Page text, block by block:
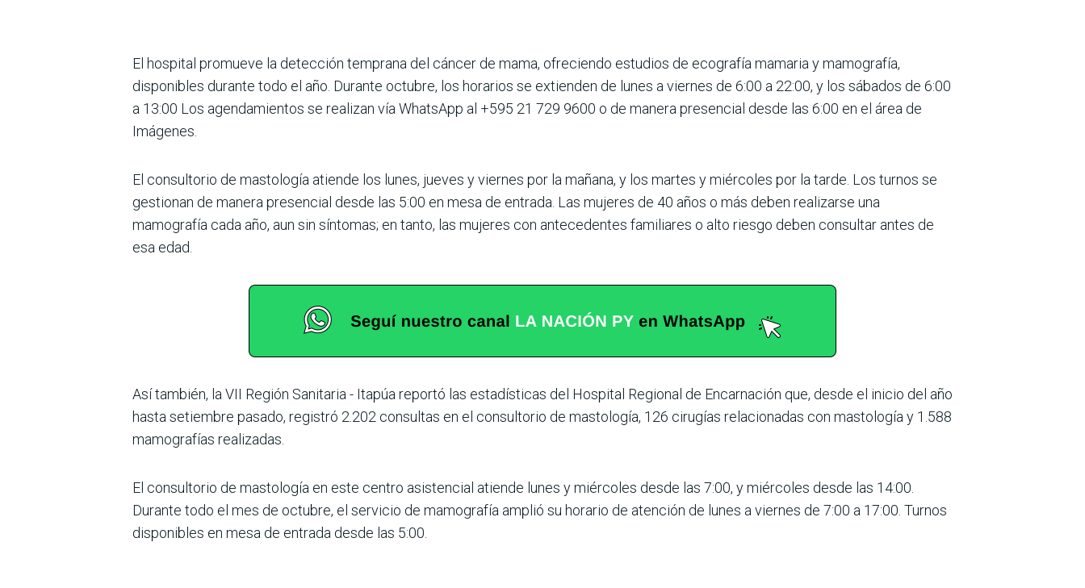
El hospital promueve la detección temprana del cáncer de mama, ofreciendo estudios de ecografía mamaria y mamografía,
disponibles durante todo el año. Durante octubre, los horarios se extienden de lunes a viernes de 6:00 a 22:00, y los sábados de 6:00
a 13:00 Los agendamientos se realizan vía WhatsApp al +595 21 729 9600 o de manera presencial desde las 6:00 en el área de
Imágenes.
El consultorio de mastología atiende los lunes, jueves y viernes por la mañana, y los martes y miércoles por la tarde. Los turnos se
gestionan de manera presencial desde las 5:00 en mesa de entrada. Las mujeres de 40 años o más deben realizarse una
mamografía cada año, aun sin síntomas; en tanto, las mujeres con antecedentes familiares o alto riesgo deben consultar antes de
esa edad.
Así también, la VII Región Sanitaria - Itapúa reportó las estadísticas del Hospital Regional de Encarnación que, desde el inicio del año
hasta setiembre pasado, registró 2.202 consultas en el consultorio de mastología, 126 cirugías relacionadas con mastología y 1.588
mamografías realizadas.
El consultorio de mastología en este centro asistencial atiende lunes y miércoles desde las 7:00, y miércoles desde las 14:00.
Durante todo el mes de octubre, el servicio de mamografía amplió su horario de atención de lunes a viernes de 7:00 a 17:00. Turnos
disponibles en mesa de entrada desde las 5:00.